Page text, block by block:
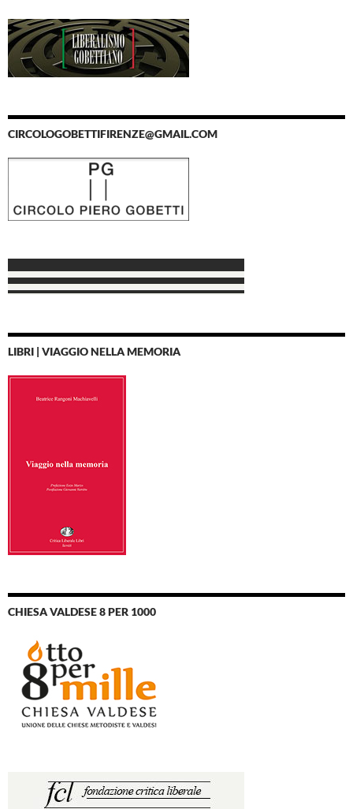
CIRCOLOGOBETTIFIRENZE@GMAIL.COM
LIBRI | VIAGGIO NELLA MEMORIA
CHIESA VALDESE 8 PER 1000